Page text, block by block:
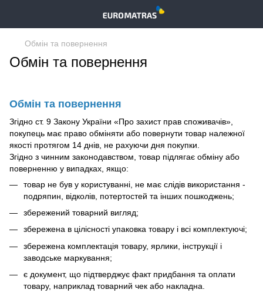
Обмін та повернення
Обмін та повернення
Обмін та повернення
Згідно ст. 9 Закону України «Про захист прав споживачів»,
покупець має право обміняти або повернути товар належної
якості протягом 14 днів, не рахуючи дня покупки.
Згідно з чинним законодавством, товар підлягає обміну або
поверненню у випадках, якщо:
товар не був у користуванні, не має слідів використання -
подряпин, відколів, потертостей та інших пошкоджень;
збережений товарний вигляд;
збережена в цілісності упаковка товару і всі комплектуючі;
збережена комплектація товару, ярлики, інструкції і
заводське маркування;
є документ, що підтверджує факт придбання та оплати
товару, наприклад товарний чек або накладна.